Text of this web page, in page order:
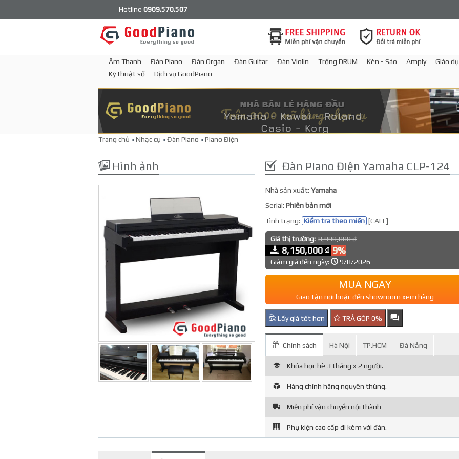
Hotline 0909.570.507
Âm Thanh Đàn Piano Đàn Organ Đàn Guitar Đàn Violin Trống DRUM Kèn - Sáo Amply Giáo
Kỹ thuật số
Dịch vụ GoodPiano
Trang chủ »Nhạc cụ »Đàn Piano »Piano Điện
Hình ảnh Đàn Piano Điện Yamaha CLP-124
Nhà sản xuất:Yamaha
Serial:Phiên bản mới
Tình trạng: Kiểm tra theo miền [CALL]
Giá thị trường: 8,990,000 đ
8,150,000 ₫ 9%
Giảm giá đến ngày: 9/8/2026
MUA NGAY
Giao tận nơi hoặc đến showroom xem hàng
Lấy giá tốt hơn TRẢ GÓP 0%
Chính sách Hà Nội TP.HCM Đà Nẵng
Khóa học hè 3 tháng x 2 người.
Hàng chính hãng nguyên thùng.
Miễn phí vận chuyển nội thành
Phụ kiện cao cấp đi kèm với đàn.